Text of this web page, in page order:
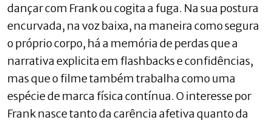
dançar com Frank ou cogita a fuga. Na sua postura
encurvada, na voz baixa, na maneira como segura
o próprio corpo, há a memória de perdas que a
narrativa explicita em flashbacks e confidências,
mas que o filme também trabalha como uma
espécie de marca física contínua. O interesse por
Frank nasce tanto da carência afetiva quanto da